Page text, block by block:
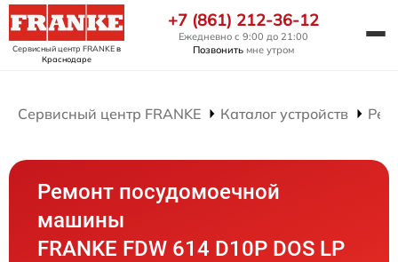
Сервисный центр FRANKEв
Краснодаре
+7 (861) 212-36-12
Ежедневно с 9:00 до 21:00
Позвонить мне утром
Сервисный центр FRANKE Каталог устройств
Ремонт посудомоечной
машины
FRANKE FDW 614 D10P DOS LP